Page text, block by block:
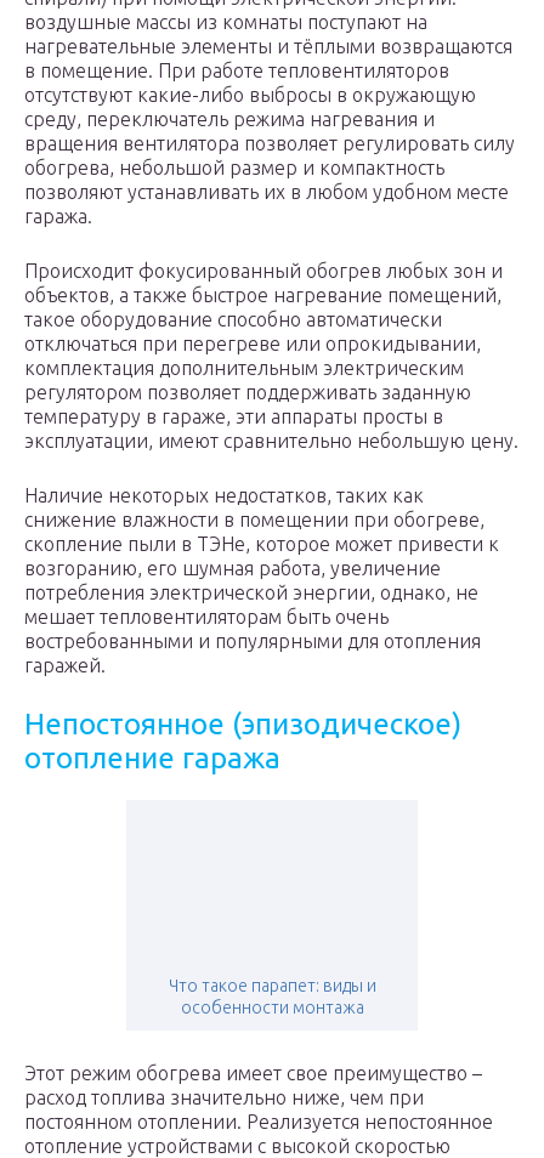
воздушные массы из комнаты поступают на
нагревательные элементы и тёплыми возвращаются
в помещение. При работе тепловентиляторов
отсутствуют какие-либо выбросы в окружающую
среду, переключатель режима нагревания и
вращения вентилятора позволяет регулировать силу
обогрева, небольшой размер и компактность
позволяют устанавливать их в любом удобном месте
гаража.
Происходит фокусированный обогрев любых зон и
объектов, а также быстрое нагревание помещений,
такое оборудование способно автоматически
отключаться при перегреве или опрокидывании,
комплектация дополнительным электрическим
регулятором позволяет поддерживать заданную
температуру в гараже, эти аппараты просты в
эксплуатации, имеют сравнительно небольшую цену.
Наличие некоторых недостатков, таких как
снижение влажности в помещении при обогреве,
скопление пыли в ТЭНе, которое может привести к
возгоранию, его шумная работа, увеличение
потребления электрической энергии, однако, не
мешает тепловентиляторам быть очень
востребованными и популярными для отопления
гаражей.
Непостоянное (эпизодическое)
отопление гаража
Что такое парапет: виды и
особенности монтажа
Этот режим обогрева имеет свое преимущество –
расход топлива значительно ниже, чем при
постоянном отоплении. Реализуется непостоянное
отопление устройствами с высокой скоростью